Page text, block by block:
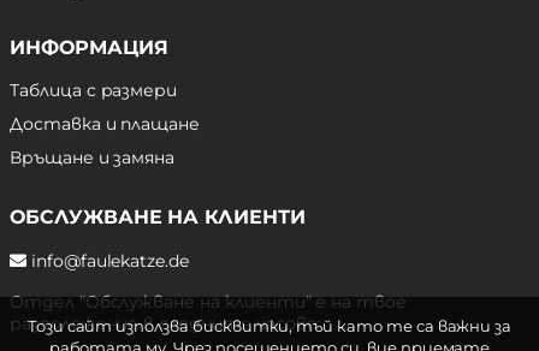
ИНФОРМАЦИЯ
Таблица с размери
Доставка и плащане
Връщане и замяна
ОБСЛУЖВАНЕ НА КЛИЕНТИ
info@faulekatze.de
Отдел "Обслужване на клиенти" е на твое
разположение в следните часове:
Този сайт използва бисквитки, тъй като те са важни за